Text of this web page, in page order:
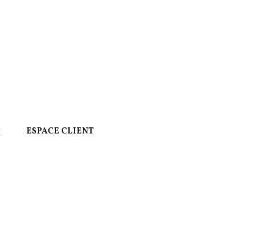
ESPACE CLIENT